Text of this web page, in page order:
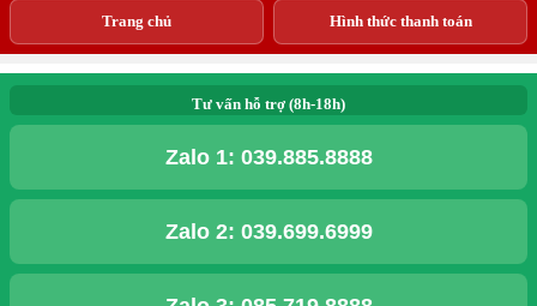
Trang chủ Hình thức thanh toán
Tư vấn hỗ trợ (8h-18h)
Zalo 1: 039.885.8888
Zalo 2: 039.699.6999